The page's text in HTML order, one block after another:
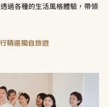
過各種的生活風格體驗，帶領
精選獨自旅遊